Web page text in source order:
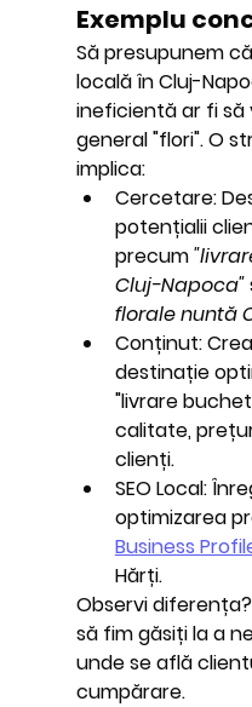
Exemplu
Să presupunem
locală în Cluj-
ineficientă ar fi
general "flori". O
implica:
Cercetare:
potențialii
precum
Cluj-Napoca"
florale nuntă
Conținut:
destinație
"livrare
calitate,
clienți.
SEO Local:
optimizarea
Business
Hărți.
Observi
să fim găsiți la a
unde se află
cumpărare.